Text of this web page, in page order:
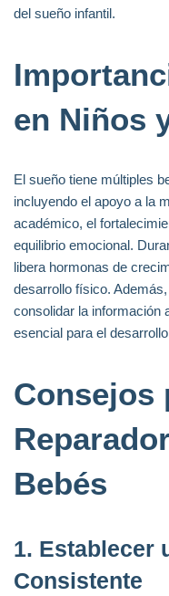
del sueño infantil.
en Niños
El sueño tiene múltiples
incluyendo el apoyo a la
académico, el
equilibrio emocional.
libera hormonas de
desarrollo físico.
consolidar la información
esencial para el
Consejos
Bebés
1. Establecer
Consistente